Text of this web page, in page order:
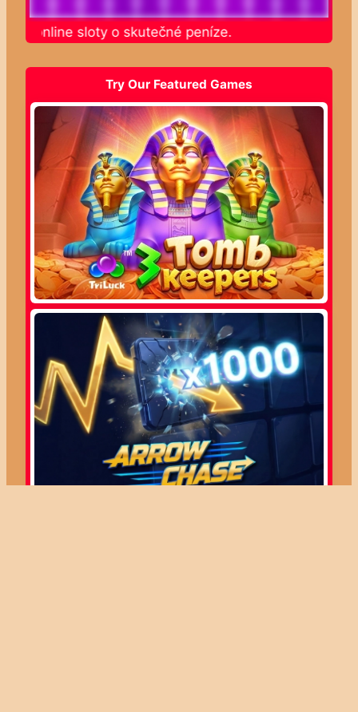
online sloty o skutečné peníze.
Try Our Featured Games